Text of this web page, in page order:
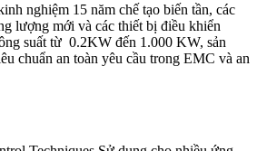
nghiệm 15 năm chế tạo biến tần, các
lượng mới và các thiết bị điều khiển
suất từ 0.2KW đến 1.000 KW, sản
chuẩn an toàn yêu cầu trong EMC và an